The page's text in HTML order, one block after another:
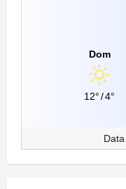
Dom
12°/4°